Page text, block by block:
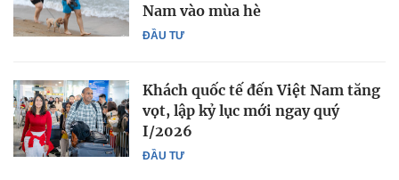
ĐẦU TƯ
Nam vào mùa hè
ĐẦU TƯ
Khách quốc tế đến Việt Nam tăng
vọt, lập kỷ lục mới ngay quý
I/2026